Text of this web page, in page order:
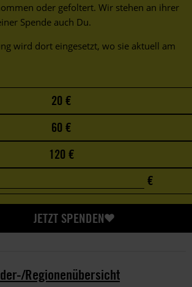
oder gefoltert. Wir stehen an ihrer
Spende auch Du.
wird dort eingesetzt, wo sie aktuell am
20 €
60 €
120 €
€
€
Custom
amount
JETZT SPENDEN
Regionenübersicht